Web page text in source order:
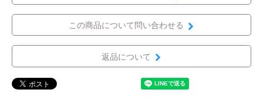
この商品について問い合わせる
返品について